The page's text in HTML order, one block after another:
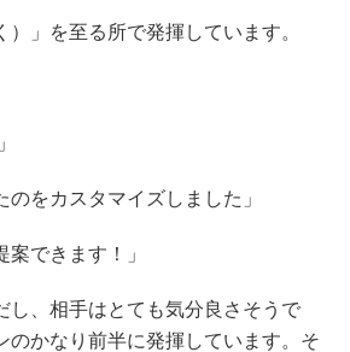
」を至る所で発揮しています。
をカスタマイズしました」
できます！」
、相手はとても気分良さそうで
かなり前半に発揮しています。そ